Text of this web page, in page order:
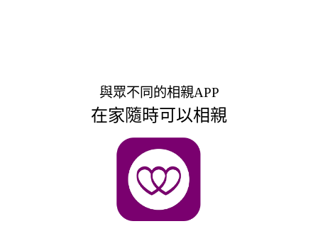
與眾不同的相親APP
在家隨時可以相親